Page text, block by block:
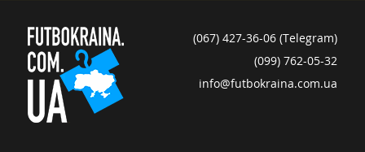
(067) 427-36-06 (Telegram)
(099) 762-05-32
info@futbokraina.com.ua